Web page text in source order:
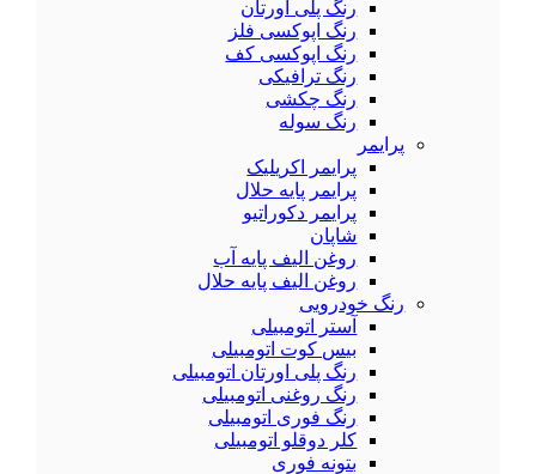
رنگ پلی اورتان
رنگ اپوکسی فلز
رنگ اپوکسی کف
رنگ ترافیکی
رنگ چکشی
رنگ سوله
پرایمر
پرایمر اکریلیک
پرایمر پایه حلال
پرایمر دکوراتیو
شاپان
روغن الیف پایه آب
روغن الیف پایه حلال
رنگ خودرویی
آستر اتومبیلی
بیس کوت اتومبیلی
رنگ پلی اورتان اتومبیلی
رنگ روغنی اتومبیلی
رنگ فوری اتومبیلی
کلر دوقلو اتومبیلی
بتونه فوری